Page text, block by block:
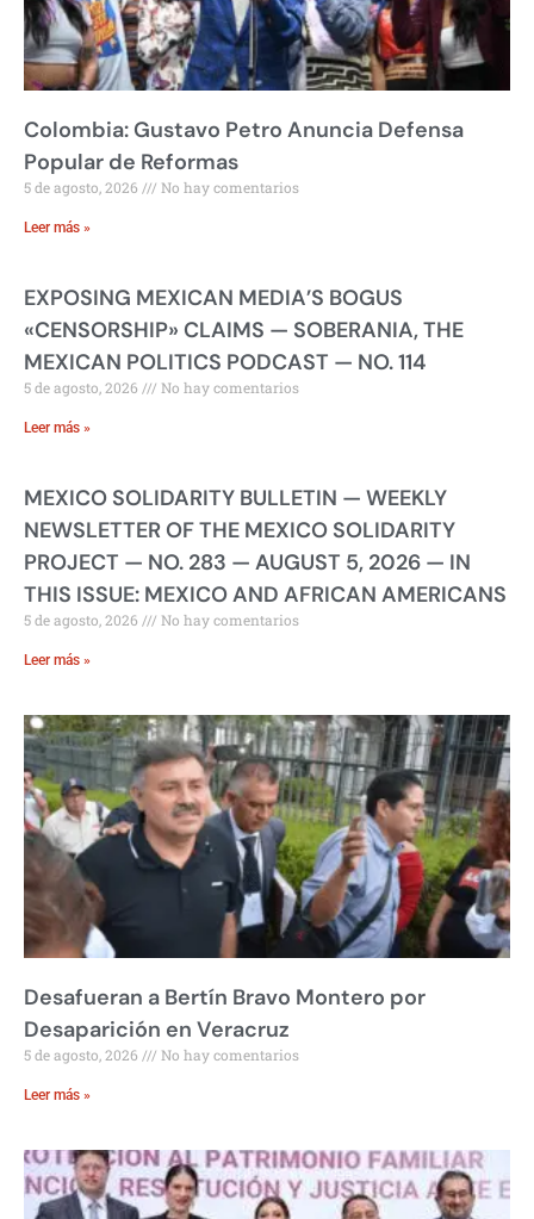
Colombia: Gustavo Petro Anuncia Defensa
Popular de Reformas
5 de agosto, 2026 No hay comentarios
Leer más »
EXPOSING MEXICAN MEDIA’S BOGUS
«CENSORSHIP» CLAIMS — SOBERANIA, THE
MEXICAN POLITICS PODCAST — NO. 114
5 de agosto, 2026 No hay comentarios
Leer más »
MEXICO SOLIDARITY BULLETIN — WEEKLY
NEWSLETTER OF THE MEXICO SOLIDARITY
PROJECT — NO. 283 — AUGUST 5, 2026 — IN
THIS ISSUE: MEXICO AND AFRICAN AMERICANS
5 de agosto, 2026 No hay comentarios
Leer más »
Desafueran a Bertín Bravo Montero por
Desaparición en Veracruz
5 de agosto, 2026 No hay comentarios
Leer más »